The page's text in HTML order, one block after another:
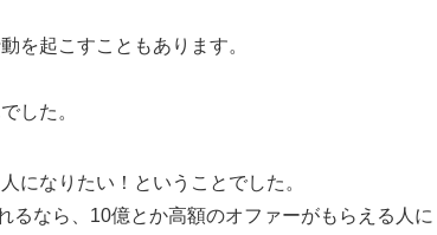
を起こすこともあります。
した。
になりたい！ということでした。
るなら、10億とか高額のオファーがもらえる人に